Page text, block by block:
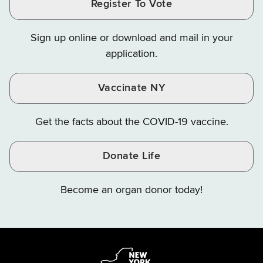
Instagram
Finance
X
YouTube
Register To Vote
Sign up online or download and mail in your
application.
Vaccinate NY
Get the facts about the COVID-19 vaccine.
Donate Life
Become an organ donor today!